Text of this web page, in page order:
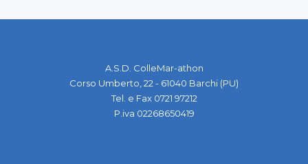
A.S.D. ColleMar-athon
Corso Umberto, 22 - 61040 Barchi (PU)
Tel. e Fax 0721 97212
P.iva 02268650419